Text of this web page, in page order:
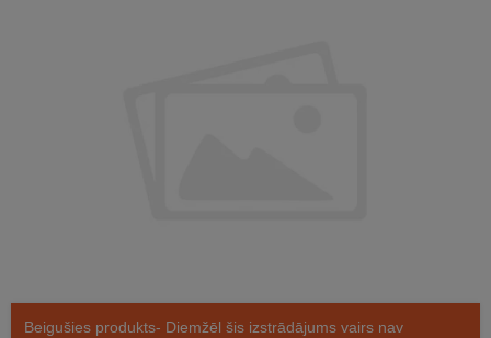
Beigušies produkts- Diemžēl šis izstrādājums vairs nav